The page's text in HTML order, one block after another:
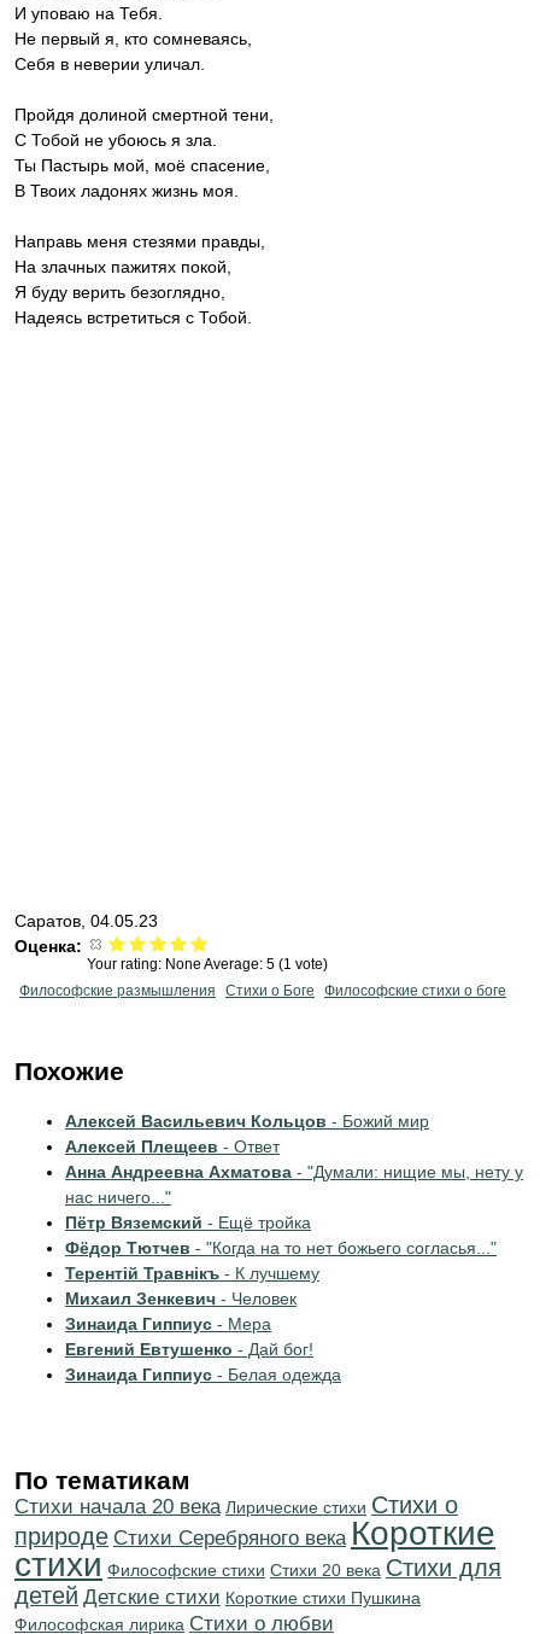
И уповаю на Тебя.
Не первый я, кто сомневаясь,
Себя в неверии уличал.
Пройдя долиной смертной тени,
С Тобой не убоюсь я зла.
Ты Пастырь мой, моё спасение,
В Твоих ладонях жизнь моя.
Направь меня стезями правды,
На злачных пажитях покой,
Я буду верить безоглядно,
Надеясь встретиться с Тобой.
Саратов, 04.05.23
Оценка:
Your rating: None Average: 5 (1 vote)
Философские размышления
Стихи о Боге Философские стихи о боге
Похожие
Алексей Васильевич Кольцов - Божий мир
Алексей Плещеев - Ответ
Анна Андреевна Ахматова - "Думали: нищие мы, нету у
нас ничего..."
Пётр Вяземский - Ещё тройка
Фёдор Тютчев - "Когда на то нет божьего согласья..."
Терентiй Травнiкъ - К лучшему
Михаил Зенкевич - Человек
Зинаида Гиппиус - Мера
Евгений Евтушенко - Дай бог!
Зинаида Гиппиус - Белая одежда
По тематикам
Cтихи начала 20 века Лирические стихи Стихи о
природе Cтихи Серебряного века Короткие
стихи Философские стихи Стихи 20 века Стихи для
детей Детские стихи Короткие стихи Пушкина
Философская лирика Стихи о любви